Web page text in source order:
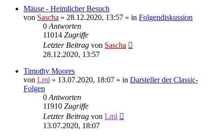
Mäuse - Heimlicher Besuch
von Sascha » 28.12.2020, 13:57 » in Folgendiskussion
0 Antworten
11014 Zugriffe
Letzter Beitrag von Sascha
28.12.2020, 13:57
Timothy Moores
von Lml » 13.07.2020, 18:07 » in Darsteller der Classic-
Folgen
0 Antworten
11910 Zugriffe
Letzter Beitrag von Lml
13.07.2020, 18:07